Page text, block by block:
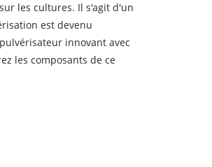
les cultures. Il s'agit d'un
est devenu
innovant avec
les composants de ce